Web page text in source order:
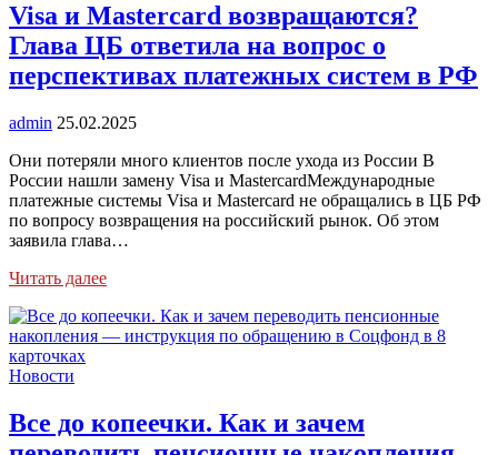
Visa и Mastercard возвращаются?
Глава ЦБ ответила на вопрос о
перспективах платежных систем в РФ
admin 25.02.2025
Они потеряли много клиентов после ухода из России В
России нашли замену Visa и MastercardМеждународные
платежные системы Visa и Mastercard не обращались в ЦБ РФ
по вопросу возвращения на российский рынок. Об этом
заявила глава…
Читать далее
Новости
Все до копеечки. Как и зачем